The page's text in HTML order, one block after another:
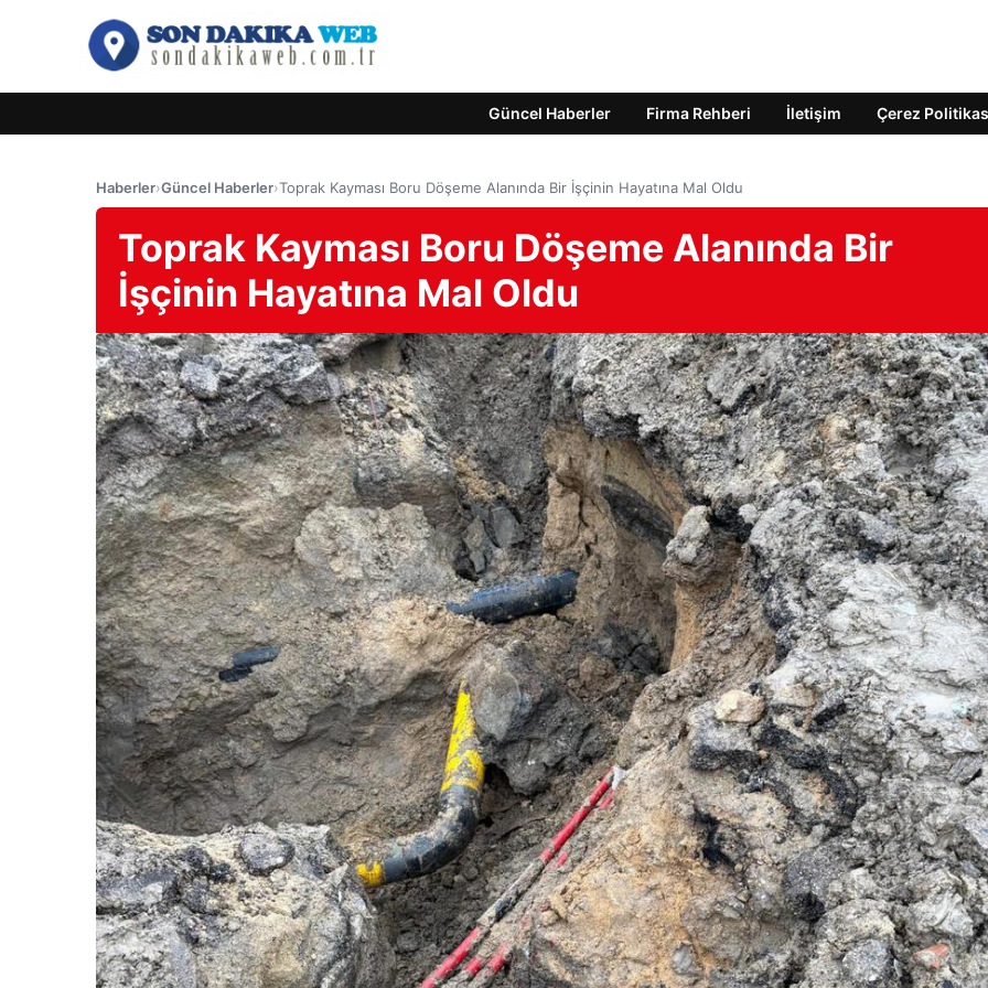
Güncel Haberler Firma Rehberi İletişim Çerez
Haberler›Güncel Haberler›Toprak Kayması Boru Döşeme Alanında Bir İşçinin Hayatına Mal Oldu
Toprak Kayması Boru Döşeme Alanında Bir
İşçinin Hayatına Mal Oldu